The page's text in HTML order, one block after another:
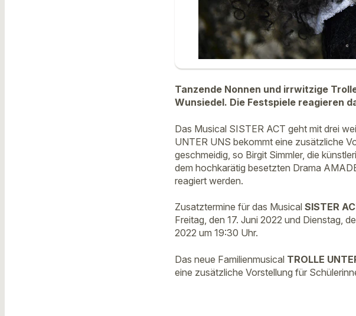
Tanzende Nonnen und irrwitzige
Wunsiedel. Die Festspiele reagieren
Das Musical SISTER ACT geht mit drei
UNTER UNS bekommt eine zusätzliche
geschmeidig, so Birgit Simmler, die
dem hochkarätig besetzten Drama
reagiert werden.
Zusatztermine für das Musical SISTER
Freitag, den 17. Juni 2022 und Dienstag,
2022 um 19:30 Uhr.
Das neue Familienmusical TROLLE
eine zusätzliche Vorstellung für